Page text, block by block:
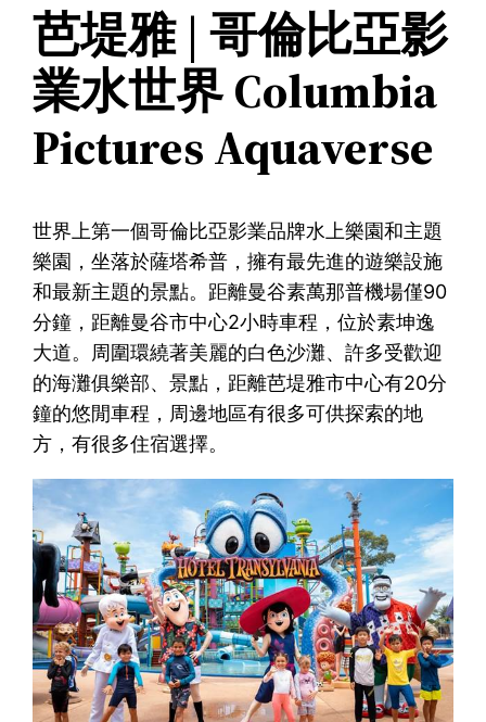
芭堤雅 | 哥倫比亞影
業水世界 Columbia
Pictures Aquaverse
世界上第一個哥倫比亞影業品牌水上樂園和主題
樂園，坐落於薩塔希普，擁有最先進的遊樂設施
和最新主題的景點。距離曼谷素萬那普機場僅90
分鐘，距離曼谷市中心2小時車程，位於素坤逸
大道。周圍環繞著美麗的白色沙灘、許多受歡迎
的海灘俱樂部、景點，距離芭堤雅市中心有20分
鐘的悠閒車程，周邊地區有很多可供探索的地
方，有很多住宿選擇。